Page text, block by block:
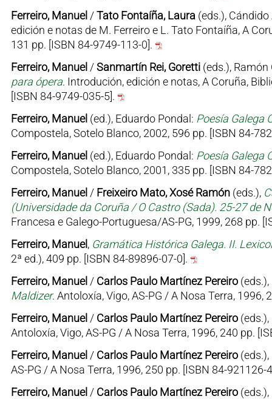
Ferreiro, Manuel /Tato Fontaíña, Laura (eds.),
edición e notas de M. Ferreiro e L. Tato Fontaíña, A
131 pp. [ISBN 84-9749-113-0].
Ferreiro, Manuel /Sanmartín Rei, Goretti(eds.),
para ópera. Introdución, edición e notas, A Coruña,
[ISBN 84-9749-035-5].
Ferreiro, Manuel (ed.), Eduardo Pondal: Poesía Galega
Compostela, Sotelo Blanco, 2002, 596 pp. [ISBN 84-
Ferreiro, Manuel (ed.), Eduardo Pondal: Poesía Galega
Compostela, Sotelo Blanco, 2001, 335 pp. [ISBN 84-
Ferreiro, Manuel / Freixeiro Mato, Xosé Ramón(eds.),
(Universidade da Coruña / O Castro (Sada). 25-27 de
Francesa e Galego-Portuguesa/AS-PG, 1999, 268 pp.
Ferreiro, Manuel, Gramática Histórica Galega. II.
2ª ed.), 409 pp. [ISBN 84-89896-07-0].
Ferreiro, Manuel / Carlos Paulo Martínez Pereiro(eds.),
Maldizer. Antoloxía, Vigo, AS-PG / A Nosa Terra, 1996,
Ferreiro, Manuel / Carlos Paulo Martínez Pereiro(eds.),
Antoloxía, Vigo, AS-PG / A Nosa Terra, 1996, 240 pp.
Ferreiro, Manuel / Carlos Paulo Martínez Pereiro(eds.),
AS-PG / A Nosa Terra, 1996, 250 pp. [ISBN 84-921126-
Ferreiro, Manuel / Carlos Paulo Martínez Pereiro(eds.),